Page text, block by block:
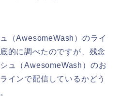
（AwesomeWash）のライ
的に調べたのですが、残念
ュ（AwesomeWash）のお
インで配信しているかどう